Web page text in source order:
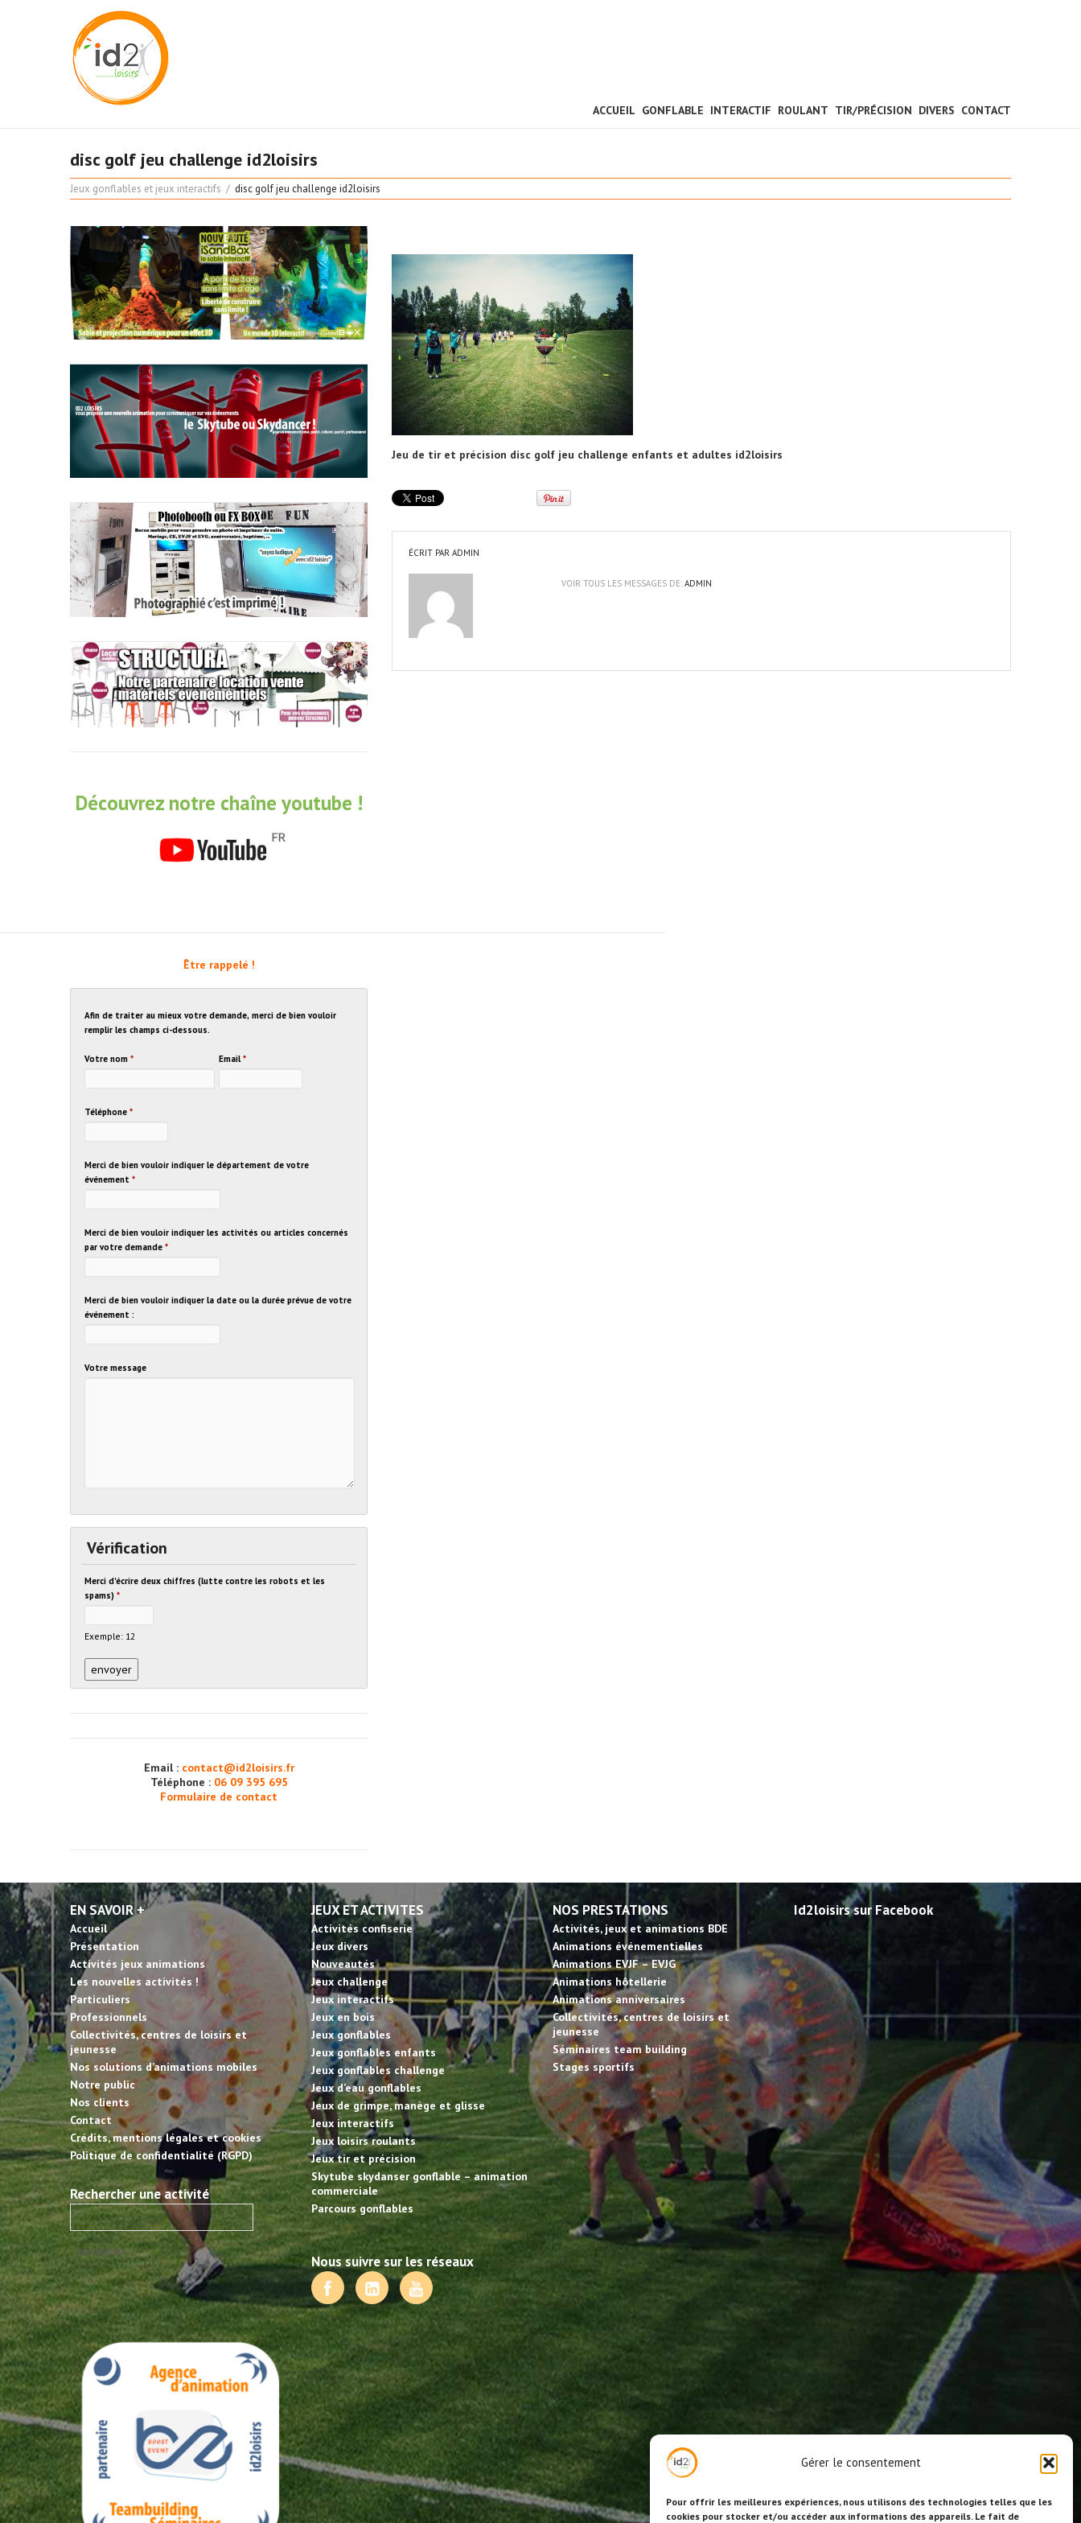
Gérer le consentement
Pour offrir les meilleures expériences, nous utilisons des technologies telles que les
cookies pour stocker et/ou accéder aux informations des appareils. Le fait de
ACCUEIL GONFLABLE INTERACTIF ROULANT TIR/PRÉCISION DIVERS CONTACT
disc golf jeu challenge id2loisirs
Jeux gonflables et jeux interactifs disc golf jeu challenge id2loisirs
Jeu de tir et précision disc golf jeu challenge enfants et adultes id2loisirs
ÉCRIT PAR ADMIN
VOIR TOUS LES MESSAGES DE: ADMIN
Découvrez notre chaîne youtube !
Être rappelé !
Afin de traiter au mieux votre demande, merci de bien vouloir
remplir les champs ci-dessous.
Votre nom* Email *
Téléphone*
Merci de bien vouloir indiquer le département de votre
événement*
Merci de bien vouloir indiquer les activités ou articles concernés
par votre demande*
Merci de bien vouloir indiquer la date ou la durée prévue de votre
événement :
Votre message
Vérification
Merci d'écrire deux chiffres (lutte contre les robots et les
spams)*
Exemple: 12
Email : contact@id2loisirs.fr
Téléphone : 06 09 395 695
Formulaire de contact
EN SAVOIR +
Accueil
Présentation
Activités jeux animations
Les nouvelles activités !
Particuliers
Professionnels
Collectivités, centres de loisirs et
jeunesse
Nos solutions d’animations mobiles
Notre public
Nos clients
Contact
Crédits, mentions légales et cookies
Politique de confidentialité (RGPD)
Rechercher une activité
JEUX ET ACTIVITES
Activités confiserie
Jeux divers
Nouveautés
Jeux challenge
Jeux interactifs
Jeux en bois
Jeux gonflables
Jeux gonflables enfants
Jeux gonflables challenge
Jeux d’eau gonflables
Jeux de grimpe, manège et glisse
Jeux interactifs
Jeux loisirs roulants
Jeux tir et précision
Skytube skydanser gonflable – animation
commerciale
Parcours gonflables
Nous suivre sur les réseaux
NOS PRESTATIONS
Activités, jeux et animations BDE
Animations événementielles
Animations EVJF – EVJG
Animations hôtellerie
Animations anniversaires
Collectivités, centres de loisirs et
jeunesse
Séminaires team building
Stages sportifs
Id2loisirs sur Facebook